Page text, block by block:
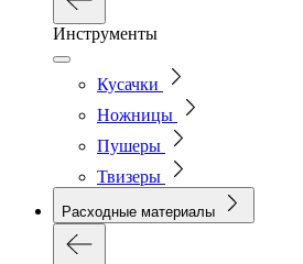
Инструменты
Кусачки
Ножницы
Пушеры
Твизеры
Расходные материалы